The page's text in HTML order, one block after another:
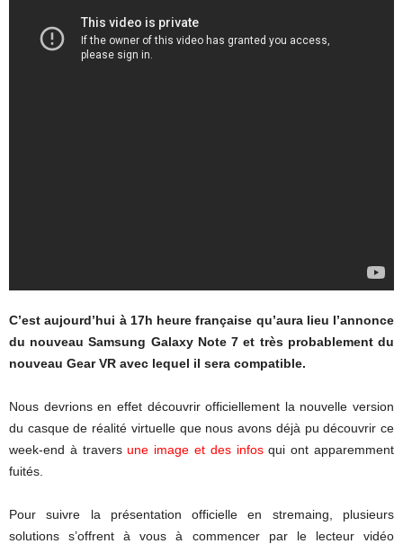
C’est aujourd’hui à 17h heure française qu’aura lieu l’annonce
du nouveau Samsung Galaxy Note 7 et très probablement du
nouveau Gear VR avec lequel il sera compatible.
Nous devrions en effet découvrir officiellement la nouvelle version
du casque de réalité virtuelle que nous avons déjà pu découvrir ce
week-end à traversune image et des infosqui ont apparemment
fuités.
Pour suivre la présentation officielle en stremaing, plusieurs
solutions s’offrent à vous à commencer par le lecteur vidéo